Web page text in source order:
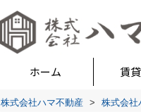
ホーム 賃
株式会社ハマ不動産 > 株式会社